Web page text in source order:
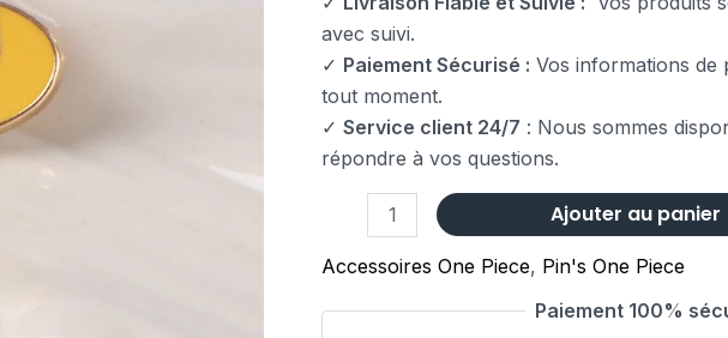
avec suivi.
✓ Paiement Sécurisé : Vos informations de
tout moment.
✓ Service client 24/7 : Nous sommes
répondre à vos questions.
Ajouter au panier
Accessoires One Piece, Pin's One Piece
Paiement 100%